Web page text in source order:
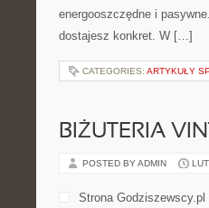
energooszczędne i
dostajesz konkret. W […]
CATEGORIES: ARTYKUŁY
BIŻUTERIA
POSTED BY ADMIN
Strona